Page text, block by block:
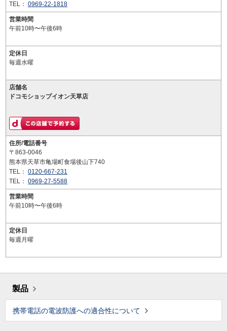
TEL： 0969-22-1818
営業時間
午前10時〜午後6時
定休日
毎週水曜
店舗名
ドコモショップイオン天草店
住所/電話番号
〒863-0046
熊本県天草市亀場町食場後山下740
TEL： 0120-667-231
TEL： 0969-27-5588
営業時間
午前10時〜午後6時
定休日
毎週月曜
製品
携帯電話の電波防護への適合性について